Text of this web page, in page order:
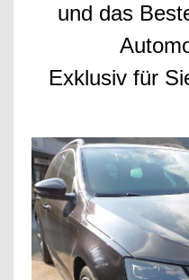
und das
Exklusiv für